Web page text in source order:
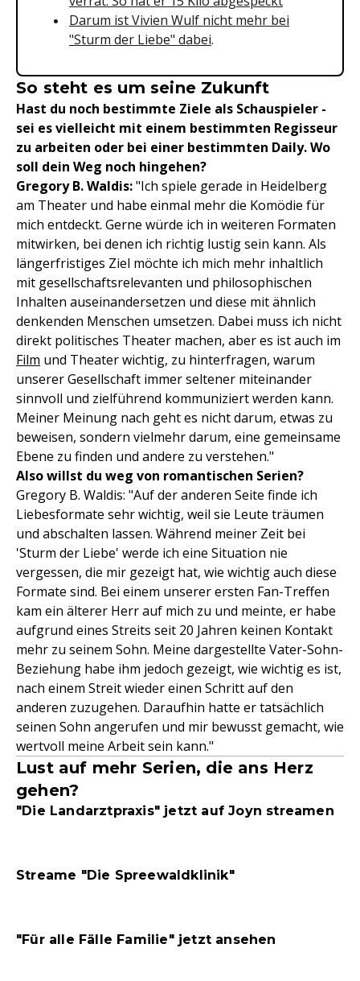
Darum ist Vivien Wulf nicht mehr bei
"Sturm der Liebe" dabei.
So steht es um seine Zukunft
Hast du noch bestimmte Ziele als Schauspieler -
sei es vielleicht mit einem bestimmten Regisseur
zu arbeiten oder bei einer bestimmten Daily. Wo
soll dein Weg noch hingehen?
Gregory B. Waldis:"Ich spiele gerade in Heidelberg
am Theater und habe einmal mehr die Komödie für
mich entdeckt. Gerne würde ich in weiteren Formaten
mitwirken, bei denen ich richtig lustig sein kann. Als
längerfristiges Ziel möchte ich mich mehr inhaltlich
mit gesellschaftsrelevanten und philosophischen
Inhalten auseinandersetzen und diese mit ähnlich
denkenden Menschen umsetzen. Dabei muss ich nicht
direkt politisches Theater machen, aber es ist auch im
Film und Theater wichtig, zu hinterfragen, warum
unserer Gesellschaft immer seltener miteinander
sinnvoll und zielführend kommuniziert werden kann.
Meiner Meinung nach geht es nicht darum, etwas zu
beweisen, sondern vielmehr darum, eine gemeinsame
Ebene zu finden und andere zu verstehen."
Also willst du weg von romantischen Serien?
Gregory B. Waldis: "Auf der anderen Seite finde ich
Liebesformate sehr wichtig, weil sie Leute träumen
und abschalten lassen. Während meiner Zeit bei
'Sturm der Liebe' werde ich eine Situation nie
vergessen, die mir gezeigt hat, wie wichtig auch diese
Formate sind. Bei einem unserer ersten Fan-Treffen
kam ein älterer Herr auf mich zu und meinte, er habe
aufgrund eines Streits seit 20 Jahren keinen Kontakt
mehr zu seinem Sohn. Meine dargestellte Vater-Sohn-
Beziehung habe ihm jedoch gezeigt, wie wichtig es ist,
nach einem Streit wieder einen Schritt auf den
anderen zuzugehen. Daraufhin hatte er tatsächlich
seinen Sohn angerufen und mir bewusst gemacht, wie
wertvoll meine Arbeit sein kann."
Lust auf mehr Serien, die ans Herz
gehen?
"Die Landarztpraxis" jetzt auf Joyn streamen
Streame "Die Spreewaldklinik"
"Für alle Fälle Familie" jetzt ansehen